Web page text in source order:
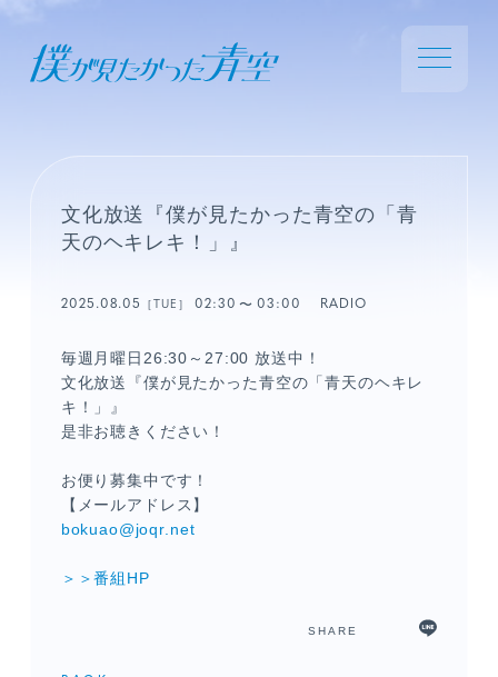
文化放送『僕が見たかった青空の「青
天のヘキレキ！」』
2025.08.05 ［TUE］02:30 03:00 RADIO
毎週月曜日26:30～27:00 放送中！
文化放送『僕が見たかった青空の「青天のヘキレ
キ！」』
是非お聴きください！
お便り募集中です！
【メールアドレス】
bokuao@joqr.net
＞＞番組HP
SHARE